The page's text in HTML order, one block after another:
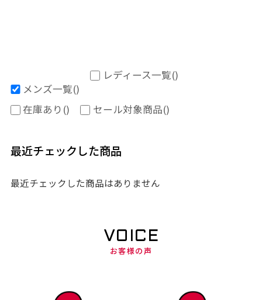
メンズ一覧()
レディース一覧()
在庫あり () セール対象商品()
最近チェックした商品
最近チェックした商品はありません
VOICE
お客様の声